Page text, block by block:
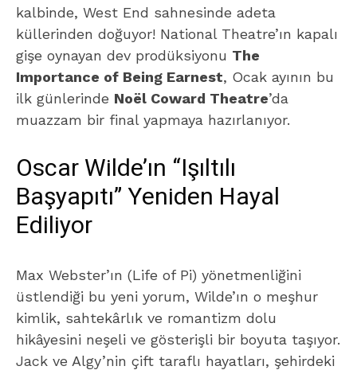
kalbinde, West End sahnesinde adeta
küllerinden doğuyor! National Theatre’ın kapalı
gişe oynayan dev prodüksiyonu The
Importance of Being Earnest, Ocak ayının bu
ilk günlerinde Noël Coward Theatre’da
muazzam bir final yapmaya hazırlanıyor.
Oscar Wilde’ın “Işıltılı
Başyapıtı” Yeniden Hayal
Ediliyor
Max Webster’ın (Life of Pi) yönetmenliğini
üstlendiği bu yeni yorum, Wilde’ın o meşhur
kimlik, sahtekârlık ve romantizm dolu
hikâyesini neşeli ve gösterişli bir boyuta taşıyor.
Jack ve Algy’nin çift taraflı hayatları, şehirdeki